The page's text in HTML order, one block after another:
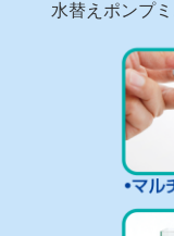
水替えポンプ